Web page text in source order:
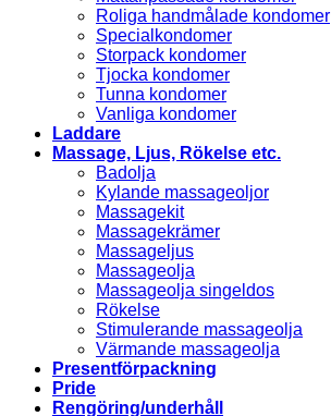
Roliga handmålade kondomer
Specialkondomer
Storpack kondomer
Tjocka kondomer
Tunna kondomer
Vanliga kondomer
Laddare
Massage, Ljus, Rökelse etc.
Badolja
Kylande massageoljor
Massagekit
Massagekrämer
Massageljus
Massageolja
Massageolja singeldos
Rökelse
Stimulerande massageolja
Värmande massageolja
Presentförpackning
Pride
Rengöring/underhåll